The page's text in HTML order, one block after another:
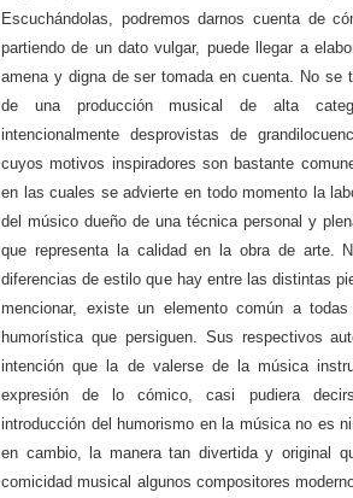
Escuchándolas, podremos darnos cuenta de
partiendo de un dato vulgar, puede llegar a
amena y digna de ser tomada en cuenta. No se
de una producción musical de alta
intencionalmente desprovistas de
cuyos motivos inspiradores son bastante
en las cuales se advierte en todo momento la
del músico dueño de una técnica personal y
que representa la calidad en la obra de arte.
diferencias de estilo que hay entre las distintas
mencionar, existe un elemento común a
humorística que persiguen. Sus respectivos
intención que la de valerse de la música
expresión de lo cómico, casi pudiera
introducción del humorismo en la música no es
en cambio, la manera tan divertida y original
comicidad musical algunos compositores